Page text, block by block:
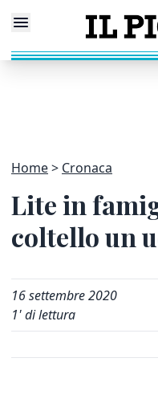
Home Cronaca
Lite in
coltello un
16 settembre 2020
1' di lettura